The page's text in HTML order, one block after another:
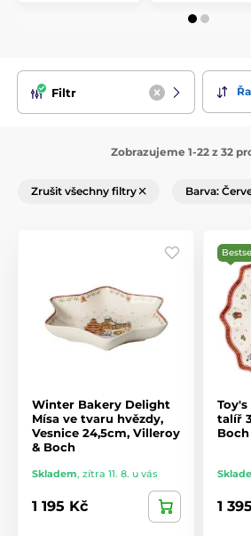
Filtr
Zobrazujeme 1-22 z 32
Zrušit všechny filtry Barva:
Winter Bakery Delight
Mísa ve tvaru hvězdy,
Vesnice 24,5cm, Villeroy
& Boch
Skladem, zítra 11. 8. u vás
1 195 Kč
talíř
Boch
1